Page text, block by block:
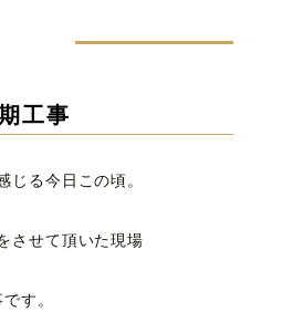
工事
じる今日この頃。
させて頂いた現場
す。